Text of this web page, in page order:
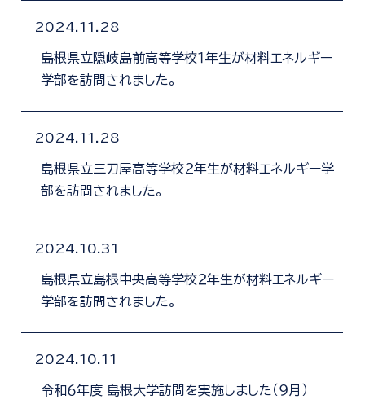
2024.11.28
島根県立隠岐島前高等学校１年生が材料エネルギー
学部を訪問されました。
2024.11.28
島根県立三刀屋高等学校２年生が材料エネルギー学
部を訪問されました。
2024.10.31
島根県立島根中央高等学校２年生が材料エネルギー
学部を訪問されました。
2024.10.11
令和６年度 島根大学訪問を実施しました（９月）